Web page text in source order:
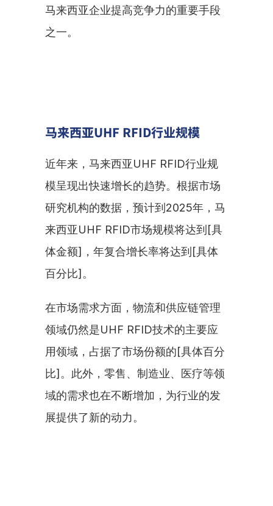
马来西亚企业提高竞争力的重要手段
之一。
马来西亚UHF RFID行业规模
近年来，马来西亚UHF RFID行业规
模呈现出快速增长的趋势。根据市场
研究机构的数据，预计到2025年，马
来西亚UHF RFID市场规模将达到[具
体金额]，年复合增长率将达到[具体
百分比]。
在市场需求方面，物流和供应链管理
领域仍然是UHF RFID技术的主要应
用领域，占据了市场份额的[具体百分
比]。此外，零售、制造业、医疗等领
域的需求也在不断增加，为行业的发
展提供了新的动力。